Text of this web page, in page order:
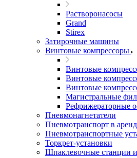
Растворонасосы
Grand
Stirex
Затирочные машины
Винтовые компрессоры
Винтовые
Винтовые
Винтовые
Магистральные
Рефрижераторные
Пневмонагнетатели
Пневмотранспорт в
Пневмотранспортные
Торкрет-установки
Шпаклевочные станции